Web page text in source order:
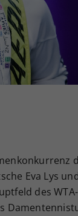
Eva Lys
des